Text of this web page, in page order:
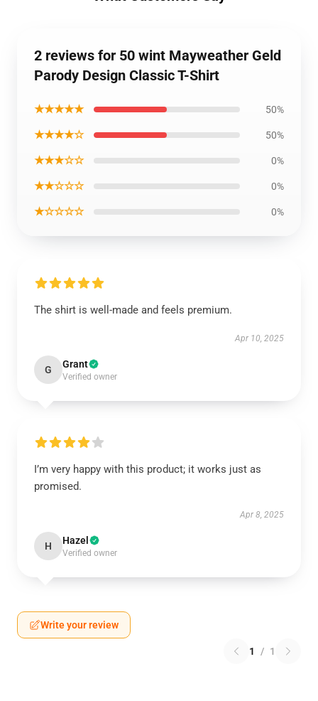
2 reviews for 50 wint Mayweather Geld
Parody Design Classic T-Shirt
★★★★★ 50%
★★★★☆ 50%
★★★☆☆ 0%
★★☆☆☆ 0%
★☆☆☆☆ 0%
The shirt is well-made and feels premium.
Apr 10, 2025
G Grant
Verified owner
I’m very happy with this product; it works just as
promised.
Apr 8, 2025
H Hazel
Verified owner
Write your review
1 / 1